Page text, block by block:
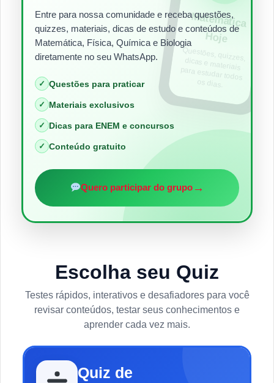
Entre para nossa comunidade e receba questões,
quizzes, materiais, dicas de estudo e conteúdos de
Matemática, Física, Química e Biologia
diretamente no seu WhatsApp.
✓ Questões para praticar
✓ Materiais exclusivos
✓ Dicas para ENEM e concursos
✓ Conteúdo gratuito
Quero participar do grupo→
Matem
ática
Hoje
Questões, quizzes,
dicas e materiais
para estudar todos
os dias.
Escolha seu Quiz
Testes rápidos, interativos e desafiadores para você
revisar conteúdos, testar seus conhecimentos e
aprender cada vez mais.
Quiz de